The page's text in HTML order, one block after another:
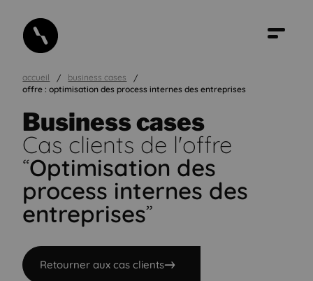
accueil
business cases
offre : optimisation des process internes des entreprises
Business cases
Cas clients de l'offre
“Optimisation des
process internes des
entreprises”
Retourner aux cas clients